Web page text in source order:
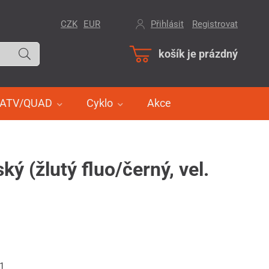
košík je prázdný
ATV/QUAD Cyklo Akce
CZK EUR Přihlásit Registrovat
(žlutý fluo/černý, vel.